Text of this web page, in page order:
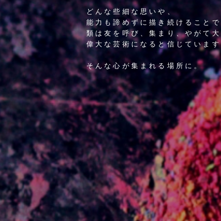
どんな些細な思いや、
能力も諦めずに描き続けることで
類は友を呼び、集まり、やがて
偉大な芸術になると信じていま
そんな心が集まれる場所に。